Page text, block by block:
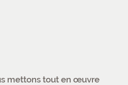
mettons tout en œuvre